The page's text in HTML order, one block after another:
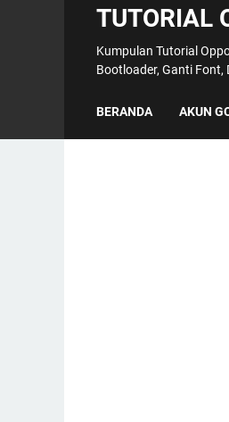
TUTORIAL
Kumpulan Tutorial
Bootloader, Ganti Font,
BERANDA AKUN